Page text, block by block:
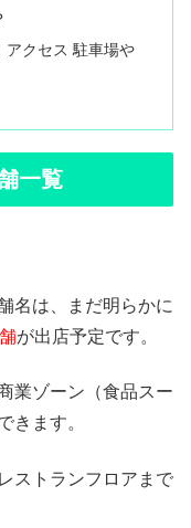
アクセス 駐車場や
一覧
名は、まだ明らかに
が出店予定です。
業ゾーン（食品スー
きます。
ストランフロアまで